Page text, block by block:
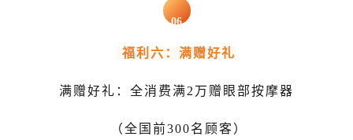
06
福利六：满赠好礼
满赠好礼：全消费满2万赠 眼部按摩器
（全国前300名顾客）